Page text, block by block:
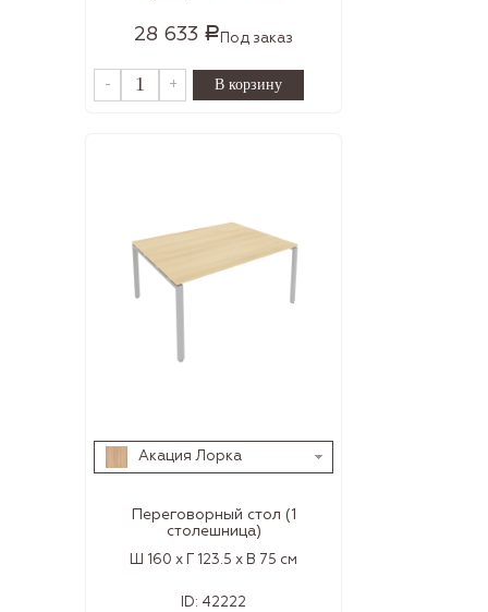
28 633 Р Под заказ
- +
Акация Лорка
Переговорный стол (1
столешница)
Ш 160 x Г 123.5 x В 75 см
ID: 42222